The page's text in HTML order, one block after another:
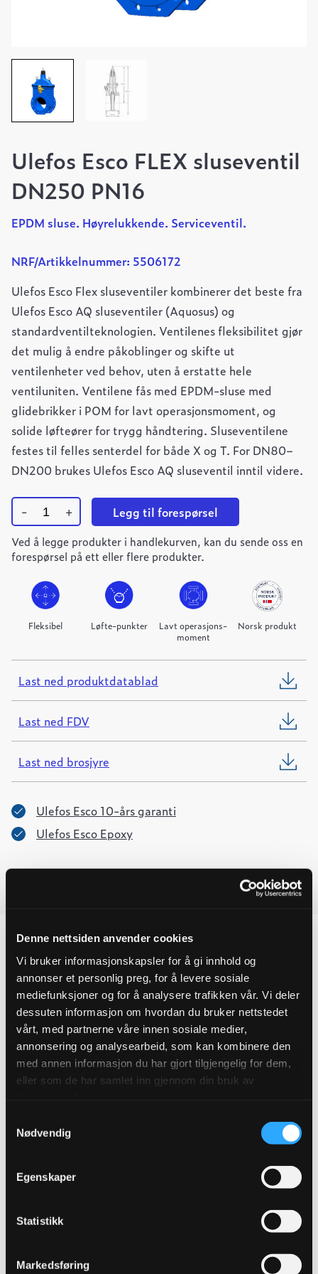
Denne nettsiden anvender cookies
Vi bruker informasjonskapsler for å gi innhold og
annonser et personlig preg, for å levere sosiale
mediefunksjoner og for å analysere trafikken vår. Vi deler
dessuten informasjon om hvordan du bruker nettstedet
vårt, med partnerne våre innen sosiale medier,
annonsering og analysearbeid, som kan kombinere den
med annen informasjon du har gjort tilgjengelig for dem,
eller som de har samlet inn gjennom din bruk av
Nødvendig
Egenskaper
Statistikk
Markedsføring
Ulefos Esco FLEX sluseventil
DN250 PN16
EPDM sluse. Høyrelukkende. Serviceventil.
NRF/Artikkelnummer: 5506172
Ulefos Esco Flex sluseventiler kombinerer det beste fra
Ulefos Esco AQ sluseventiler (Aquosus) og
standardventilteknologien. Ventilenes fleksibilitet gjør
det mulig å endre påkoblinger og skifte ut
ventilenheter ved behov, uten å erstatte hele
ventiluniten. Ventilene fås med EPDM-sluse med
glidebrikker i POM for lavt operasjonsmoment, og
solide løfteører for trygg håndtering. Sluseventilene
festes til felles senterdel for både X og T. For DN80–
DN200 brukes Ulefos Esco AQ sluseventil inntil videre.
-
Ulefos
Esco
FLEX
sluseventil
DN250
PN16
quantity
+ Legg til forespørsel
Ved å legge produkter i handlekurven, kan du sende oss en
forespørsel på ett eller flere produkter.
Fleksibel Løfte-punkter
Lavt operasjons-
moment
Norsk produkt
Last ned produktdatablad
Last ned FDV
Last ned brosjyre
Ulefos Esco 10-års garanti
Ulefos Esco Epoxy
Produktegenskaper
Pakningsinformasjon
Tekniske spesifikasjoner
Bli kjent med Ulefos Esco FLEX
sluseventil
med lang levetid. Ventilserien er ideell når du ønsker en
påkoblinger, eller skifte ut ventilenheter på anlegget.